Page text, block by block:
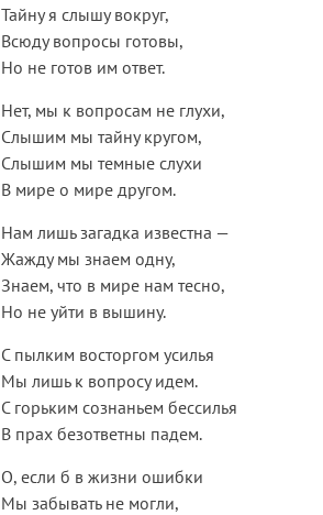
Тайну я слышу вокруг,
Всюду вопросы готовы,
Но не готов им ответ.
Нет, мы к вопросам не глухи,
Слышим мы тайну кругом,
Слышим мы темные слухи
В мире о мире другом.
Нам лишь загадка известна —
Жажду мы знаем одну,
Знаем, что в мире нам тесно,
Но не уйти в вышину.
С пылким восторгом усилья
Мы лишь к вопросу идем.
С горьким сознаньем бессилья
В прах безответны падем.
О, если б в жизни ошибки
Мы забывать не могли,